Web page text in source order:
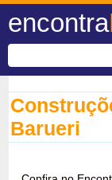
encontra
Barueri